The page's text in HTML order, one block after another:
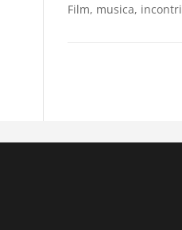
Film, musica, incontri